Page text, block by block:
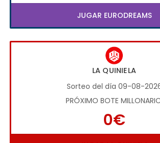
JUGAR EURODREAMS
LA QUINIELA
Sorteo del día 09-08-
PRÓXIMO BOTE
0€